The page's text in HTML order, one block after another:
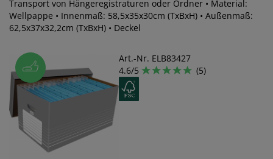
Transport von Hängeregistraturen oder Ordner • Material:
Wellpappe • Innenmaß: 58,5x35x30cm (TxBxH) • Außenmaß:
62,5x37x32,2cm (TxBxH) • Deckel
Art.-Nr. ELB83427
4.6/5
(5)